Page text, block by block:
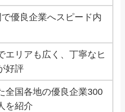
優良企業へスピード内
エリアも広く、丁寧なヒ
好評
全国各地の優良企業300
を紹介